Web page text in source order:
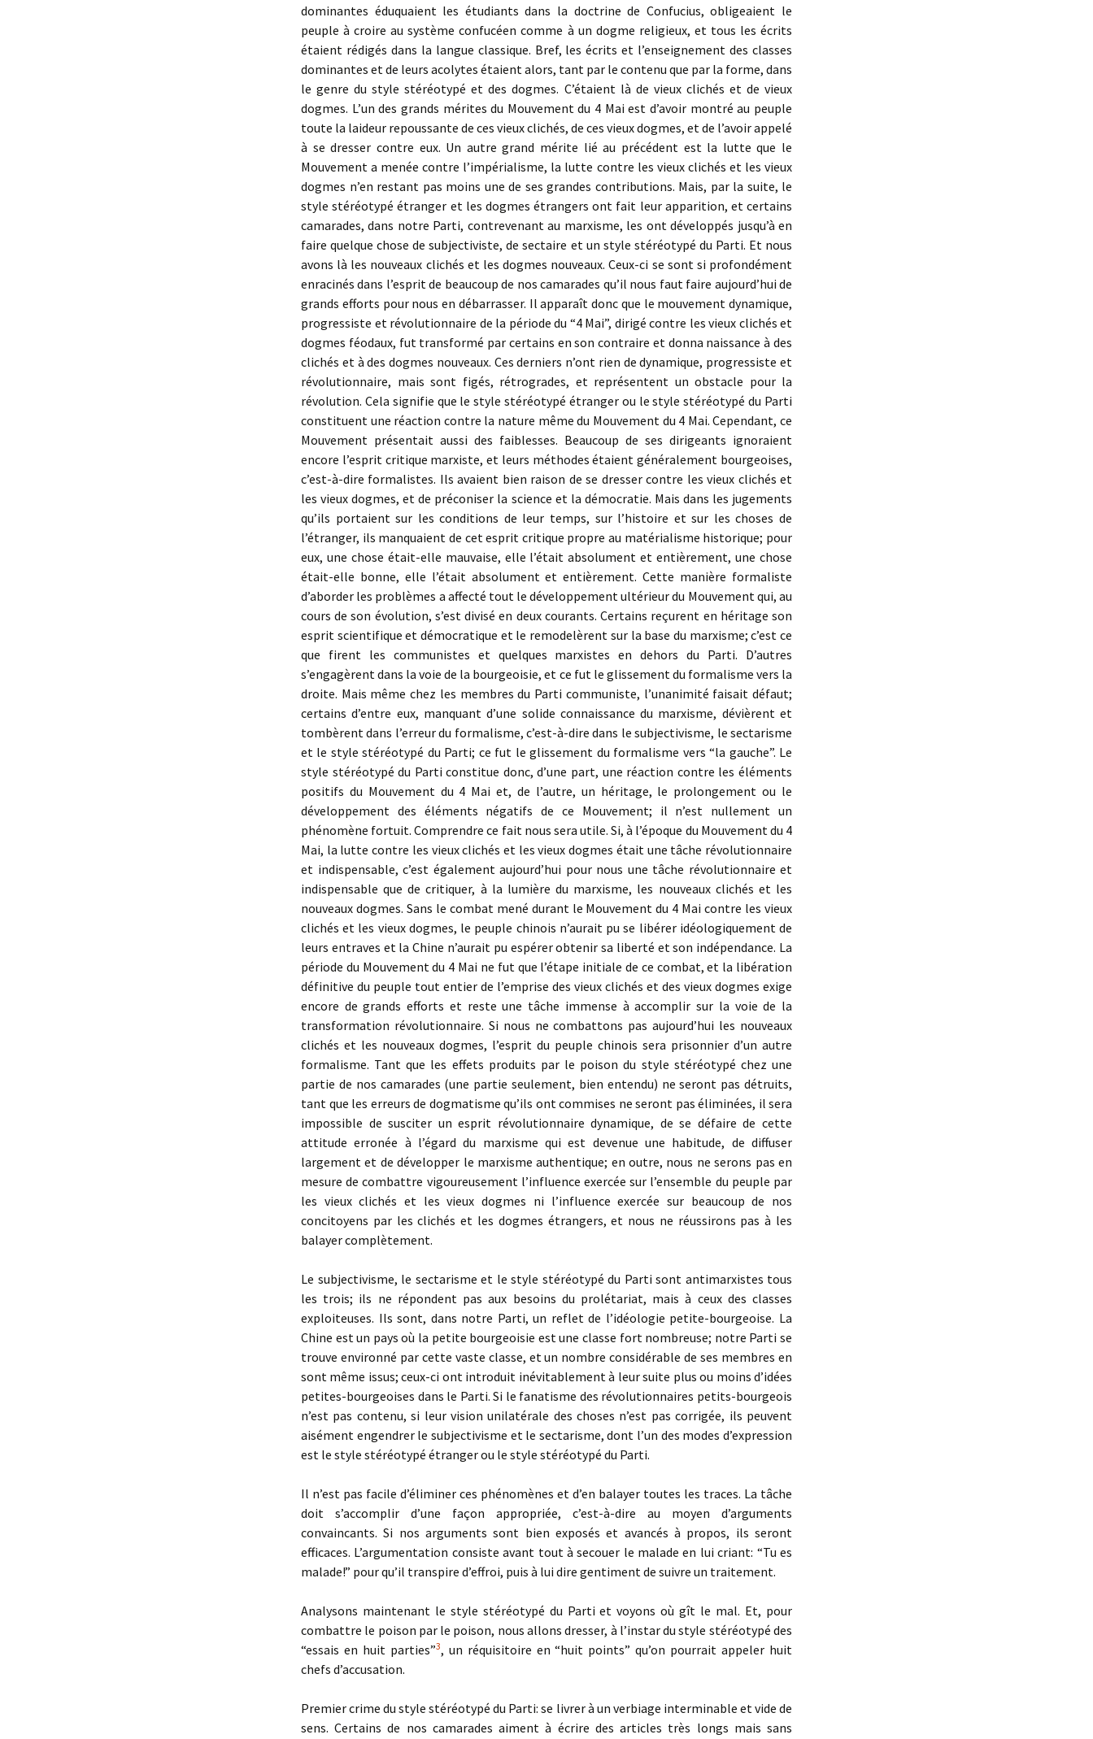
dominantes éduquaient les étudiants dans la doctrine de Confucius, obligeaient le
peuple à croire au système confucéen comme à un dogme religieux, et tous les écrits
étaient rédigés dans la langue classique. Bref, les écrits et l’enseignement des classes
dominantes et de leurs acolytes étaient alors, tant par le contenu que par la forme, dans
le genre du style stéréotypé et des dogmes. C’étaient là de vieux clichés et de vieux
dogmes. L’un des grands mérites du Mouvement du 4 Mai est d’avoir montré au peuple
toute la laideur repoussante de ces vieux clichés, de ces vieux dogmes, et de l’avoir appelé
à se dresser contre eux. Un autre grand mérite lié au précédent est la lutte que le
Mouvement a menée contre l’impérialisme, la lutte contre les vieux clichés et les vieux
dogmes n’en restant pas moins une de ses grandes contributions. Mais, par la suite, le
style stéréotypé étranger et les dogmes étrangers ont fait leur apparition, et certains
camarades, dans notre Parti, contrevenant au marxisme, les ont développés jusqu’à en
faire quelque chose de subjectiviste, de sectaire et un style stéréotypé du Parti. Et nous
avons là les nouveaux clichés et les dogmes nouveaux. Ceux-ci se sont si profondément
enracinés dans l’esprit de beaucoup de nos camarades qu’il nous faut faire aujourd’hui de
grands efforts pour nous en débarrasser. Il apparaît donc que le mouvement dynamique,
progressiste et révolutionnaire de la période du “4 Mai”, dirigé contre les vieux clichés et
dogmes féodaux, fut transformé par certains en son contraire et donna naissance à des
clichés et à des dogmes nouveaux. Ces derniers n’ont rien de dynamique, progressiste et
révolutionnaire, mais sont figés, rétrogrades, et représentent un obstacle pour la
révolution. Cela signifie que le style stéréotypé étranger ou le style stéréotypé du Parti
constituent une réaction contre la nature même du Mouvement du 4 Mai. Cependant, ce
Mouvement présentait aussi des faiblesses. Beaucoup de ses dirigeants ignoraient
encore l’esprit critique marxiste, et leurs méthodes étaient généralement bourgeoises,
c’est-à-dire formalistes. Ils avaient bien raison de se dresser contre les vieux clichés et
les vieux dogmes, et de préconiser la science et la démocratie. Mais dans les jugements
qu’ils portaient sur les conditions de leur temps, sur l’histoire et sur les choses de
l’étranger, ils manquaient de cet esprit critique propre au matérialisme historique; pour
eux, une chose était-elle mauvaise, elle l’était absolument et entièrement, une chose
était-elle bonne, elle l’était absolument et entièrement. Cette manière formaliste
d’aborder les problèmes a affecté tout le développement ultérieur du Mouvement qui, au
cours de son évolution, s’est divisé en deux courants. Certains reçurent en héritage son
esprit scientifique et démocratique et le remodelèrent sur la base du marxisme; c’est ce
que firent les communistes et quelques marxistes en dehors du Parti. D’autres
s’engagèrent dans la voie de la bourgeoisie, et ce fut le glissement du formalisme vers la
droite. Mais même chez les membres du Parti communiste, l’unanimité faisait défaut;
certains d’entre eux, manquant d’une solide connaissance du marxisme, dévièrent et
tombèrent dans l’erreur du formalisme, c’est-à-dire dans le subjectivisme, le sectarisme
et le style stéréotypé du Parti; ce fut le glissement du formalisme vers “la gauche”. Le
style stéréotypé du Parti constitue donc, d’une part, une réaction contre les éléments
positifs du Mouvement du 4 Mai et, de l’autre, un héritage, le prolongement ou le
développement des éléments négatifs de ce Mouvement; il n’est nullement un
phénomène fortuit. Comprendre ce fait nous sera utile. Si, à l’époque du Mouvement du 4
Mai, la lutte contre les vieux clichés et les vieux dogmes était une tâche révolutionnaire
et indispensable, c’est également aujourd’hui pour nous une tâche révolutionnaire et
indispensable que de critiquer, à la lumière du marxisme, les nouveaux clichés et les
nouveaux dogmes. Sans le combat mené durant le Mouvement du 4 Mai contre les vieux
clichés et les vieux dogmes, le peuple chinois n’aurait pu se libérer idéologiquement de
leurs entraves et la Chine n’aurait pu espérer obtenir sa liberté et son indépendance. La
période du Mouvement du 4 Mai ne fut que l’étape initiale de ce combat, et la libération
définitive du peuple tout entier de l’emprise des vieux clichés et des vieux dogmes exige
encore de grands efforts et reste une tâche immense à accomplir sur la voie de la
transformation révolutionnaire. Si nous ne combattons pas aujourd’hui les nouveaux
clichés et les nouveaux dogmes, l’esprit du peuple chinois sera prisonnier d’un autre
formalisme. Tant que les effets produits par le poison du style stéréotypé chez une
partie de nos camarades (une partie seulement, bien entendu) ne seront pas détruits,
tant que les erreurs de dogmatisme qu’ils ont commises ne seront pas éliminées, il sera
impossible de susciter un esprit révolutionnaire dynamique, de se défaire de cette
attitude erronée à l’égard du marxisme qui est devenue une habitude, de diffuser
largement et de développer le marxisme authentique; en outre, nous ne serons pas en
mesure de combattre vigoureusement l’influence exercée sur l’ensemble du peuple par
les vieux clichés et les vieux dogmes ni l’influence exercée sur beaucoup de nos
concitoyens par les clichés et les dogmes étrangers, et nous ne réussirons pas à les
balayer complètement.
Le subjectivisme, le sectarisme et le style stéréotypé du Parti sont antimarxistes tous
les trois; ils ne répondent pas aux besoins du prolétariat, mais à ceux des classes
exploiteuses. Ils sont, dans notre Parti, un reflet de l’idéologie petite-bourgeoise. La
Chine est un pays où la petite bourgeoisie est une classe fort nombreuse; notre Parti se
trouve environné par cette vaste classe, et un nombre considérable de ses membres en
sont même issus; ceux-ci ont introduit inévitablement à leur suite plus ou moins d’idées
petites-bourgeoises dans le Parti. Si le fanatisme des révolutionnaires petits-bourgeois
n’est pas contenu, si leur vision unilatérale des choses n’est pas corrigée, ils peuvent
aisément engendrer le subjectivisme et le sectarisme, dont l’un des modes d’expression
est le style stéréotypé étranger ou le style stéréotypé du Parti.
Il n’est pas facile d’éliminer ces phénomènes et d’en balayer toutes les traces. La tâche
doit s’accomplir d’une façon appropriée, c’est-à-dire au moyen d’arguments
convaincants. Si nos arguments sont bien exposés et avancés à propos, ils seront
efficaces. L’argumentation consiste avant tout à secouer le malade en lui criant: “Tu es
malade!” pour qu’il transpire d’effroi, puis à lui dire gentiment de suivre un traitement.
Analysons maintenant le style stéréotypé du Parti et voyons où gît le mal. Et, pour
combattre le poison par le poison, nous allons dresser, à l’instar du style stéréotypé des
“essais en huit parties”3, un réquisitoire en “huit points” qu’on pourrait appeler huit
chefs d’accusation.
Premier crime du style stéréotypé du Parti: se livrer à un verbiage interminable et vide de
sens. Certains de nos camarades aiment à écrire des articles très longs mais sans